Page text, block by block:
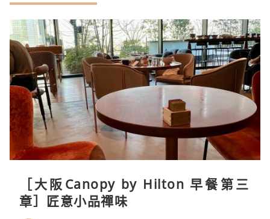
［大阪Canopy by Hilton 早餐第三
章］匠意小品禪味